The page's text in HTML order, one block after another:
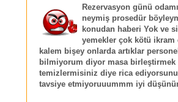
Rezervasyon günü
neymiş prosedür
konudan haberi Yok ve
yemekler çok kötü
kalem bişey onlarda artıklar
bilmiyorum diyor masa birleştirmek
temizlermisiniz diye rica
tavsiye etmiyoruuummm iyi